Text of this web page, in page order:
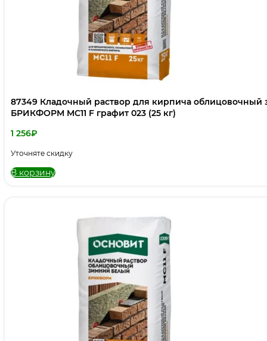
87349 Кладочный раствор для кирпича
БРИКФОРМ MC11 F графит 023 (25 кг)
1 256₽
Уточняте скидку
В корзину